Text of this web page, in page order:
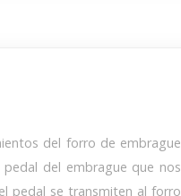
del forro de embrague
del embrague que nos
pedal se transmiten al forro